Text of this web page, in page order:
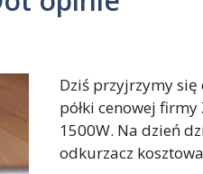
Dziś przyjrzymy
półki cenowej
1500W. Na dzień
odkurzacz